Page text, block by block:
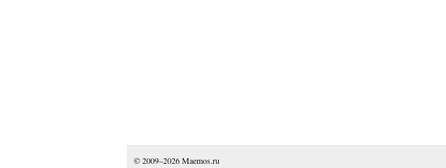
© 2009–2026Maemos.ru